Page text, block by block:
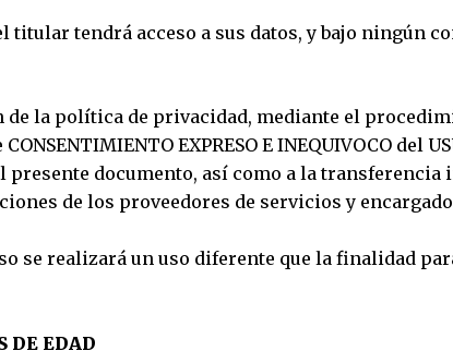
titular tendrá acceso a sus datos, y bajo ningún
de la política de privacidad, mediante el
EXPRESO E INEQUIVOCO
presente documento, así como a la
de los proveedores de servicios y
se realizará un uso diferente que la finalidad
DE EDAD